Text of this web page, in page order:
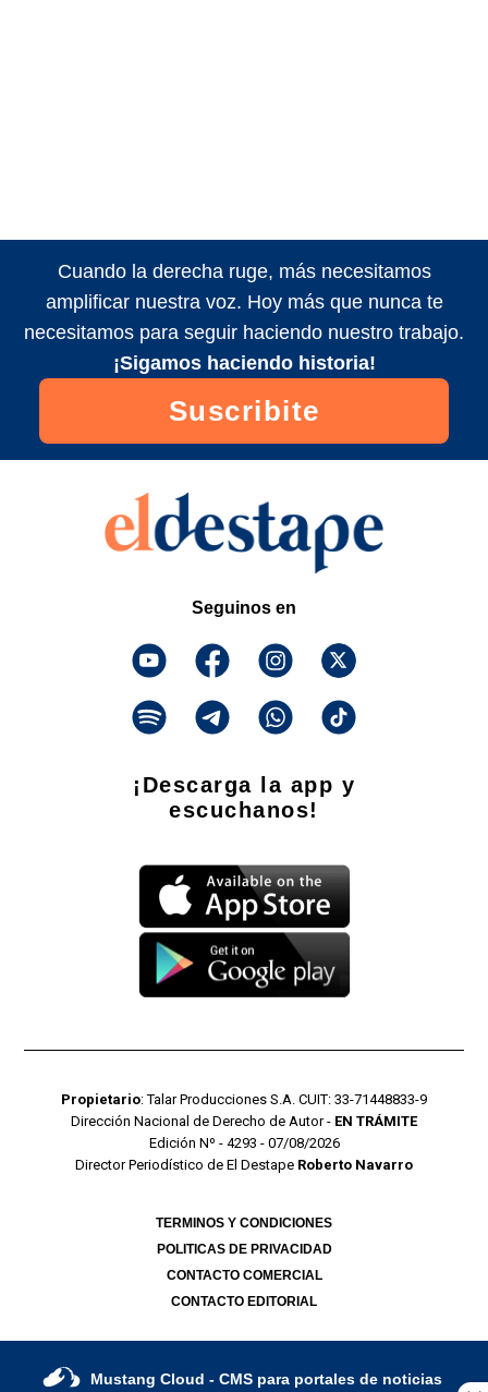
Cuando la derecha ruge, más necesitamos
amplificar nuestra voz. Hoy más que nunca te
necesitamos para seguir haciendo nuestro trabajo.
¡Sigamos haciendo historia!
Suscribite
Seguinos en
¡Descarga la app y
escuchanos!
Propietario: Talar Producciones S.A. CUIT: 33-71448833-9
Dirección Nacional de Derecho de Autor - EN TRÁMITE
Edición Nº - 4293 - 07/08/2026
Director Periodístico de El Destape Roberto Navarro
TERMINOS Y CONDICIONES
POLITICAS DE PRIVACIDAD
CONTACTO COMERCIAL
CONTACTO EDITORIAL
Mustang Cloud - CMS para portales de noticias